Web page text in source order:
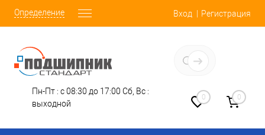
Определение Вход Регистрация
Пн-Пт : с 08:30 до 17:00 Сб, Вс :
выходной
0 0